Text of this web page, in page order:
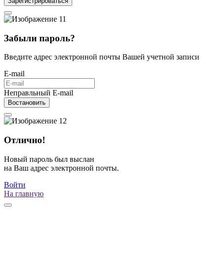
Забыли пароль?
Введите адрес электронной почты Вашей учетной записи
E-mail
Неправльный E-mail
Востановить
Отлично!
Новый пароль был выслан
на Ваш адрес электронной почты.
Войти
На главную